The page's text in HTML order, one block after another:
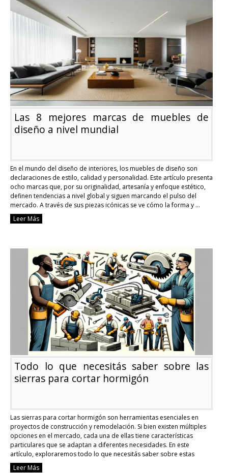
organizar
las
finanzas
Las 8 mejores marcas de muebles de
diseño a nivel mundial
En el mundo del diseño de interiores, los muebles de diseño son
declaraciones de estilo, calidad y personalidad. Este artículo presenta
ocho marcas que, por su originalidad, artesanía y enfoque estético,
definen tendencias a nivel global y siguen marcando el pulso del
mercado. A través de sus piezas icónicas se ve cómo la forma y …
Continue reading
de
muebles
de
diseño
a
nivel
mundial
Leer Más
Todo lo que necesitás saber sobre las
sierras para cortar hormigón
Las sierras para cortar hormigón son herramientas esenciales en
proyectos de construcción y remodelación. Si bien existen múltiples
opciones en el mercado, cada una de ellas tiene características
particulares que se adaptan a diferentes necesidades. En este
artículo, exploraremos todo lo que necesitás saber sobre estas
potentes sierras, desde su funcionamiento hasta sus aplicaciones
Leer Más